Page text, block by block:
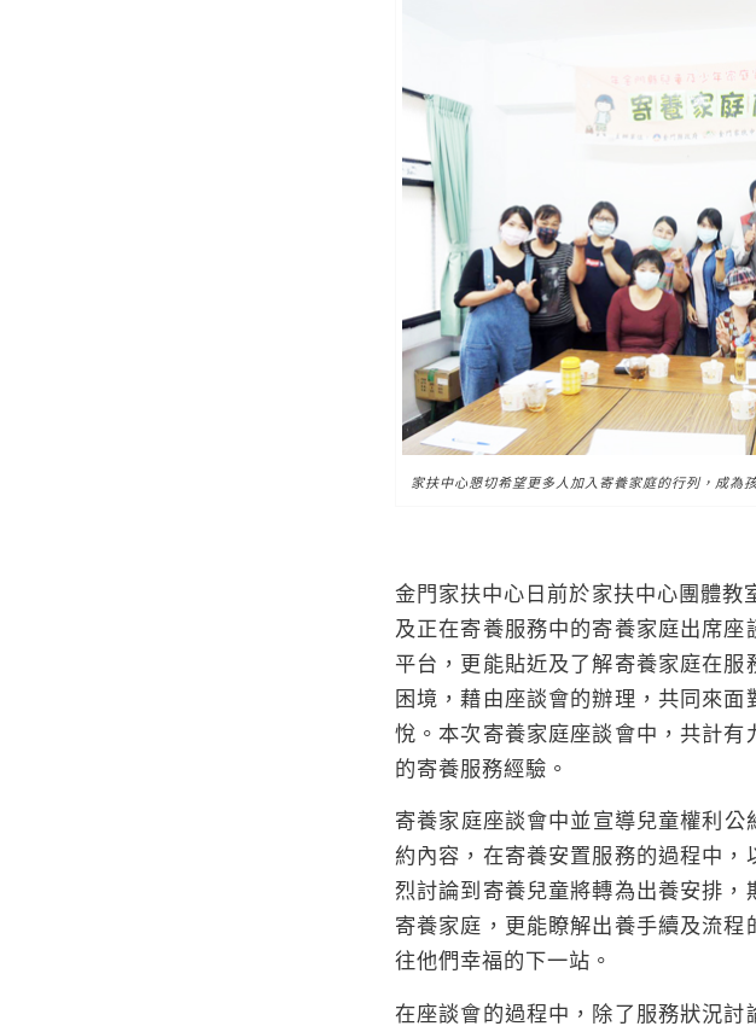
家扶中心懇切希望更多人加入寄養家庭的行列，成為
金門家扶中心日前於家扶中心團體教
及正在寄養服務中的寄養家庭出席
平台，更能貼近及了解寄養家庭在
困境，藉由座談會的辦理，共同來
悅。本次寄養家庭座談會中，共計
的寄養服務經驗。
寄養家庭座談會中並宣導兒童權利
約內容，在寄養安置服務的過程中
烈討論到寄養兒童將轉為出養安排
寄養家庭，更能瞭解出養手續及流
往他們幸福的下一站。
在座談會的過程中，除了服務狀況